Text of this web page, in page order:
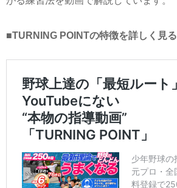
■TURNING POINTの特徴を詳しく見る